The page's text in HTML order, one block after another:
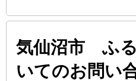
気仙沼市 ふ
いてのお問い